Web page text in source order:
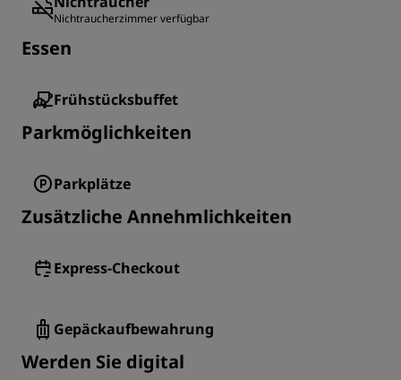
Nichtraucherzimmer verfügbar
Essen
Frühstücksbuffet
Parkmöglichkeiten
Parkplätze
Zusätzliche Annehmlichkeiten
Express-Checkout
Gepäckaufbewahrung
Werden Sie digital